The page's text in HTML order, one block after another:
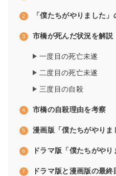
「僕たちがやりました
市橋が死んだ状況を解説
一度目の死亡未遂
二度目の死亡未遂
三度目の自殺
市橋の自殺理由を考察
漫画版「僕たちがやりま
ドラマ版「僕たちがや
ドラマ版と漫画版の最